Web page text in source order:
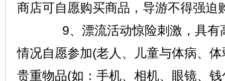
商店可自愿购买商品，导游不得强迫
9、漂流活动惊险刺激，具有
情况自愿参加(老人、儿童与体病、
贵重物品(如：手机、相机、眼镜、